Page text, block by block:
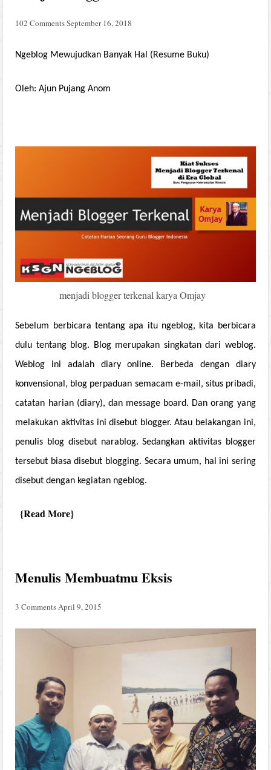
102 CommentsSeptember 16, 2018
Ngeblog Mewujudkan Banyak Hal (Resume Buku)
Oleh: Ajun Pujang Anom
menjadi blogger terkenal karya Omjay
Sebelum berbicara tentang apa itu ngeblog, kita berbicara
dulu tentang blog. Blog merupakan singkatan dari weblog.
Weblog ini adalah diary online. Berbeda dengan diary
konvensional, blog perpaduan semacam e-mail, situs pribadi,
catatan harian (diary), dan message board. Dan orang yang
melakukan aktivitas ini disebut blogger. Atau belakangan ini,
penulis blog disebut narablog. Sedangkan aktivitas blogger
tersebut biasa disebut blogging. Secara umum, hal ini sering
disebut dengan kegiatan ngeblog.
Read More
Menulis Membuatmu Eksis
3 CommentsApril 9, 2015